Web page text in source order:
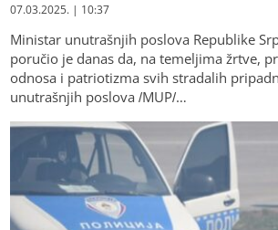
07.03.2025. | 10:37
Ministar unutrašnjih poslova Republike
poručio je danas da, na temeljima žrtve,
odnosa i patriotizma svih stradalih
unutrašnjih poslova /MUP/…